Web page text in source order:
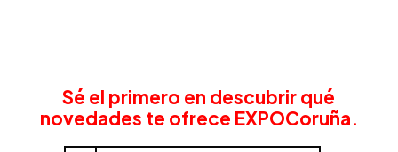
Sé el primero en descubrir qué
novedades te ofrece EXPOCoruña.